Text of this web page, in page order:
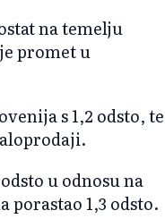
na temelju
promet u
s 1,2 odsto, te
u odnosu na
1,3 odsto.